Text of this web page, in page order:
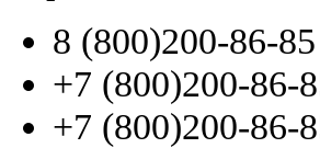
8 (800)200-86-85
+7 (800)200-86-
+7 (800)200-86-